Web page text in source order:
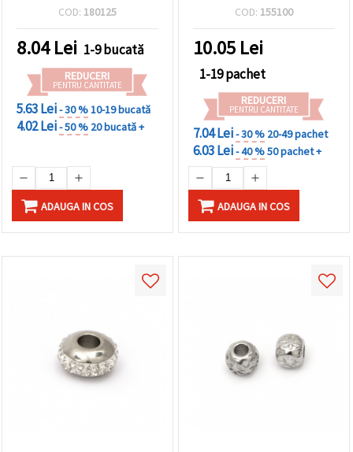
COD: 180125
8.04Lei 1-9 bucată
REDUCERI
PENTRU CANTITATE
5.63 Lei- 30 %10-19 bucată
4.02 Lei- 50 % 20 bucată +
ADAUGA IN COS
COD: 155100
10.05 Lei
1-19 pachet
REDUCERI
PENTRU CANTITATE
7.04 Lei- 30 % 20-49 pachet
6.03 Lei- 40 %50 pachet +
ADAUGA IN COS